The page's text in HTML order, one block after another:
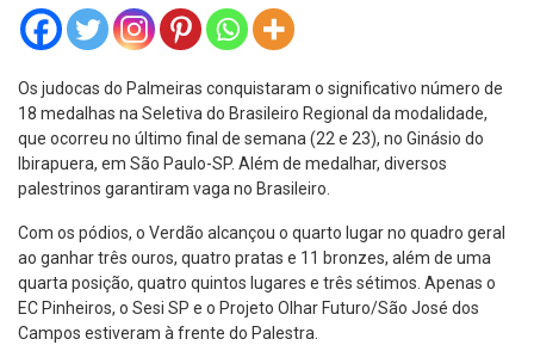
Os judocas do Palmeiras conquistaram o significativo número de
18 medalhas na Seletiva do Brasileiro Regional da modalidade,
que ocorreu no último final de semana (22 e 23), no Ginásio do
Ibirapuera, em São Paulo-SP. Além de medalhar, diversos
palestrinos garantiram vaga no Brasileiro.
Com os pódios, o Verdão alcançou o quarto lugar no quadro geral
ao ganhar três ouros, quatro pratas e 11 bronzes, além de uma
quarta posição, quatro quintos lugares e três sétimos. Apenas o
EC Pinheiros, o Sesi SP e o Projeto Olhar Futuro/São José dos
Campos estiveram à frente do Palestra.